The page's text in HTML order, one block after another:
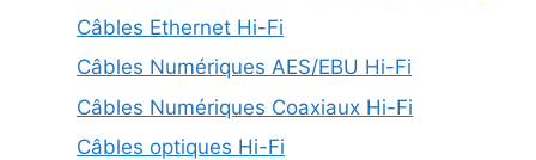
Câbles Ethernet Hi-Fi
Câbles Numériques AES/EBU Hi-Fi
Câbles Numériques Coaxiaux Hi-Fi
Câbles optiques Hi-Fi